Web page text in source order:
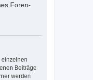
Foren-
einzelnen
Beiträge
werden